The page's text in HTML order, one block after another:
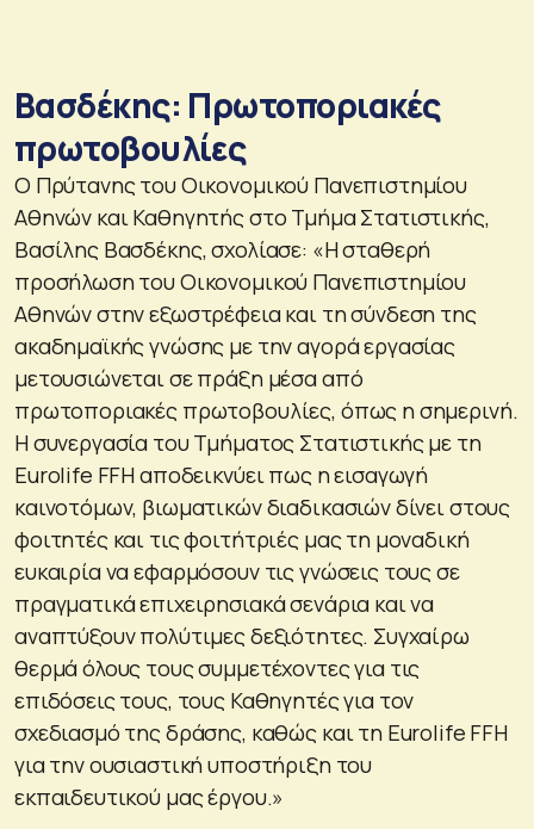
Βασδέκης: Πρωτοποριακές
πρωτοβουλίες
Ο Πρύτανης του Οικονομικού Πανεπιστημίου
Αθηνών και Καθηγητής στο Τμήμα Στατιστικής,
Βασίλης Βασδέκης, σχολίασε: «Η σταθερή
προσήλωση του Οικονομικού Πανεπιστημίου
Αθηνών στην εξωστρέφεια και τη σύνδεση της
ακαδημαϊκής γνώσης με την αγορά εργασίας
μετουσιώνεται σε πράξη μέσα από
πρωτοποριακές πρωτοβουλίες, όπως η σημερινή.
Η συνεργασία του Τμήματος Στατιστικής με τη
Eurolife FFH αποδεικνύει πως η εισαγωγή
καινοτόμων, βιωματικών διαδικασιών δίνει στους
φοιτητές και τις φοιτήτριές μας τη μοναδική
ευκαιρία να εφαρμόσουν τις γνώσεις τους σε
πραγματικά επιχειρησιακά σενάρια και να
αναπτύξουν πολύτιμες δεξιότητες. Συγχαίρω
θερμά όλους τους συμμετέχοντες για τις
επιδόσεις τους, τους Καθηγητές για τον
σχεδιασμό της δράσης, καθώς και τη Eurolife FFH
για την ουσιαστική υποστήριξη του
εκπαιδευτικού μας έργου.»